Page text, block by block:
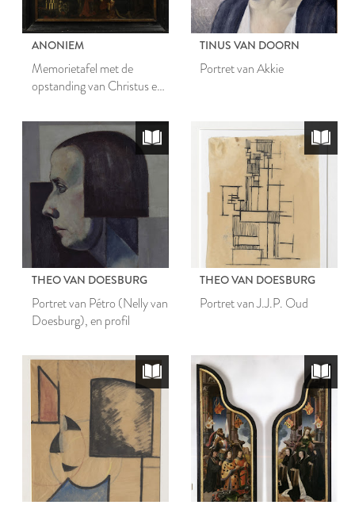
ANONIEM
Memorietafel met de
opstanding van Christus en
Boschuyzen
TINUS VAN DOORN
Portret van Akkie
THEO VAN DOESBURG
Portret van Pétro (Nelly van
Doesburg), en profil
THEO VAN DOESBURG
Portret van J.J.P. Oud